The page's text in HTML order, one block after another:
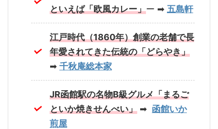
といえば「欧風カレー」ー ➡ 五島軒
江戸時代（1860年）創業の老舗で長
年愛されてきた伝統の「どらやき」
➡ 千秋庵総本家
JR函館駅の名物B級グルメ「まるご
といか焼きせんべい」 ➡ 函館いか
煎屋